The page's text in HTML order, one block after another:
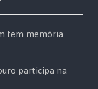
tem memória
participa na